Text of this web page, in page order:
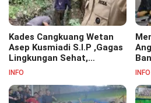
Kades Cangkuang Wetan
Asep Kusmiadi S.I.P ,Gagas
Lingkungan Sehat,
Bersihkan Saluran Air di RW
INFO INFO